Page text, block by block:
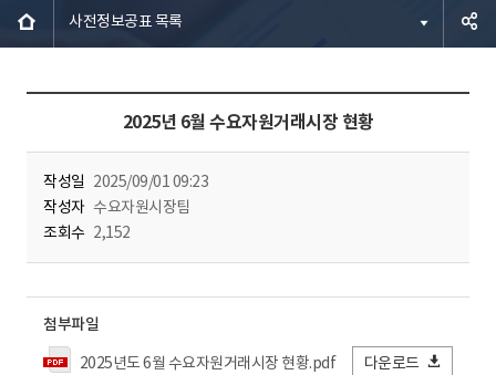
사전정보공표 목록
2025년 6월 수요자원거래시장 현황
작성일 2025/09/01 09:23
작성자 수요자원시장팀
조회수 2,152
첨부파일
2025년도 6월 수요자원거래시장 현황.pdf
다운로드